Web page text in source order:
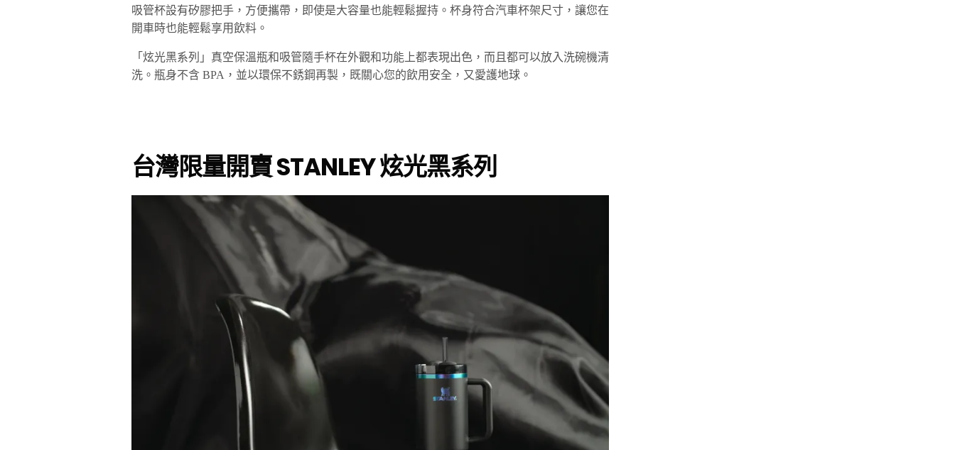
吸管杯設有矽膠把手，方便攜帶，即使是大容量也能輕鬆握持。杯身符合汽車杯架尺寸，讓您在
開車時也能輕鬆享用飲料。
「炫光黑系列」真空保溫瓶和吸管隨手杯在外觀和功能上都表現出色，而且都可以放入洗碗機清
洗。瓶身不含 BPA，並以環保不銹鋼再製，既關心您的飲用安全，又愛護地球。
台灣限量開賣STANLEY炫光黑系列